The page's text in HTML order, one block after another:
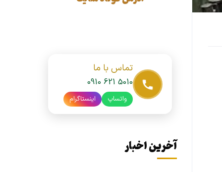
تماس با ما
0910 621 5010
واتساپ اینستاگرام
آخرین اخبار